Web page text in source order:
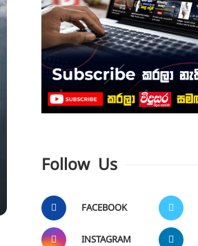
Follow Us
FACEBOOK
INSTAGRAM